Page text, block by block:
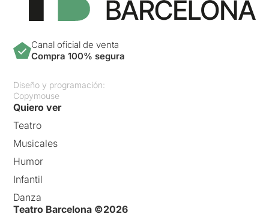
Canal oficial de venta
Compra 100% segura
Diseño y programación:
Copymouse
Quiero ver
Teatro
Musicales
Humor
Infantil
Danza
Teatro Barcelona ©2026